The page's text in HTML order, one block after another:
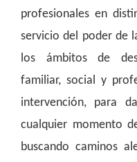
profesionales en
servicio del poder de
los ámbitos de
familiar, social y
intervención, para
cualquier momento
buscando caminos